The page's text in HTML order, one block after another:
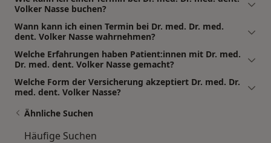
Volker Nasse buchen?
Wann kann ich einen Termin bei Dr. med. Dr. med.
dent. Volker Nasse wahrnehmen?
Welche Erfahrungen haben Patient:innen mit Dr. med.
Dr. med. dent. Volker Nasse gemacht?
Welche Form der Versicherung akzeptiert Dr. med. Dr.
med. dent. Volker Nasse?
Ähnliche Suchen
Häufige Suchen